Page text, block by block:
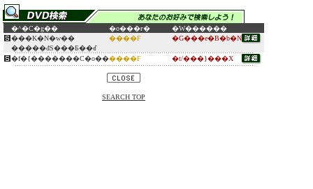
�^�C�g�� �o���ғ�
�W������
���K�N�w��
�����đS���Ƃ��ꂽ
����F �G���e�B�b�N
�f�{�������C�o������F �t/���}���X
SEARCH TOP